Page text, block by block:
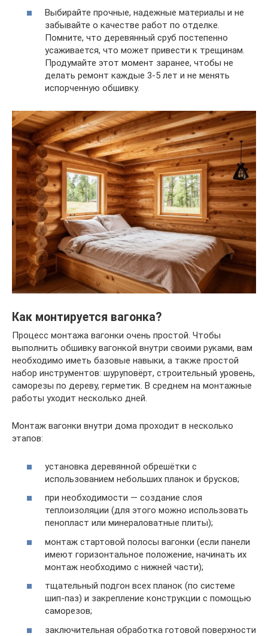
Выбирайте прочные, надежные материалы и не
забывайте о качестве работ по отделке.
Помните, что деревянный сруб постепенно
усаживается, что может привести к трещинам.
Продумайте этот момент заранее, чтобы не
делать ремонт каждые 3-5 лет и не менять
испорченную обшивку.
Как монтируется вагонка?
Процесс монтажа вагонки очень простой. Чтобы
выполнить обшивку вагонкой внутри своими руками, вам
необходимо иметь базовые навыки, а также простой
набор инструментов: шуруповёрт, строительный уровень,
саморезы по дереву, герметик. В среднем на монтажные
работы уходит несколько дней.
Монтаж вагонки внутри дома проходит в несколько
этапов:
установка деревянной обрешётки с
использованием небольших планок и брусков;
при необходимости — создание слоя
теплоизоляции (для этого можно использовать
пенопласт или минераловатные плиты);
монтаж стартовой полосы вагонки (если панели
имеют горизонтальное положение, начинать их
монтаж необходимо с нижней части);
тщательный подгон всех планок (по системе
шип-паз) и закрепление конструкции с помощью
саморезов;
заключительная обработка готовой поверхности